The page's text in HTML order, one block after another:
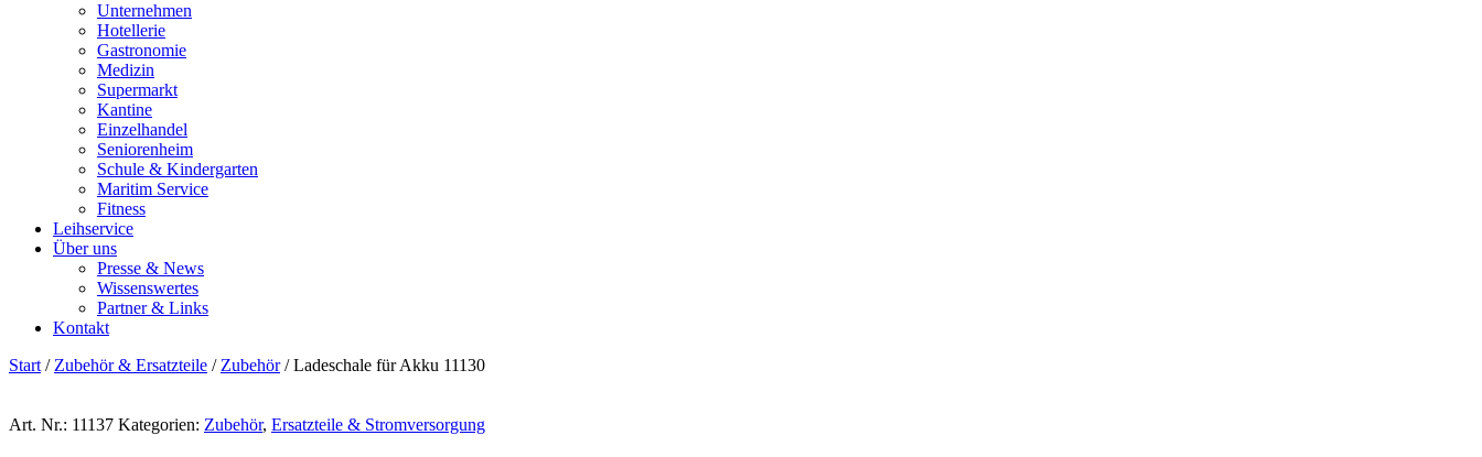
Unternehmen
Hotellerie
Gastronomie
Medizin
Supermarkt
Kantine
Einzelhandel
Seniorenheim
Schule & Kindergarten
Maritim Service
Fitness
Leihservice
Über uns
Presse & News
Wissenswertes
Partner & Links
Kontakt
Start / Zubehör & Ersatzteile / Zubehör/ Ladeschale für Akku 11130
Art. Nr.: 11137 Kategorien: Zubehör, Ersatzteile & Stromversorgung